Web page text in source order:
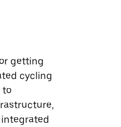
getting
cycling
to